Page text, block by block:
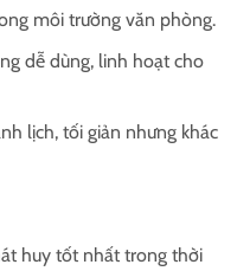
môi trường văn phòng.
dễ dùng, linh hoạt cho
lịch, tối giản nhưng khác
huy tốt nhất trong thời